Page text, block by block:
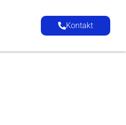
Kontakt